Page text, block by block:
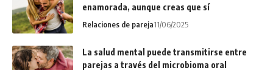
enamorada, aunque creas que sí
Relaciones de pareja11/06/2025
La salud mental puede transmitirse entre
parejas a través del microbioma oral